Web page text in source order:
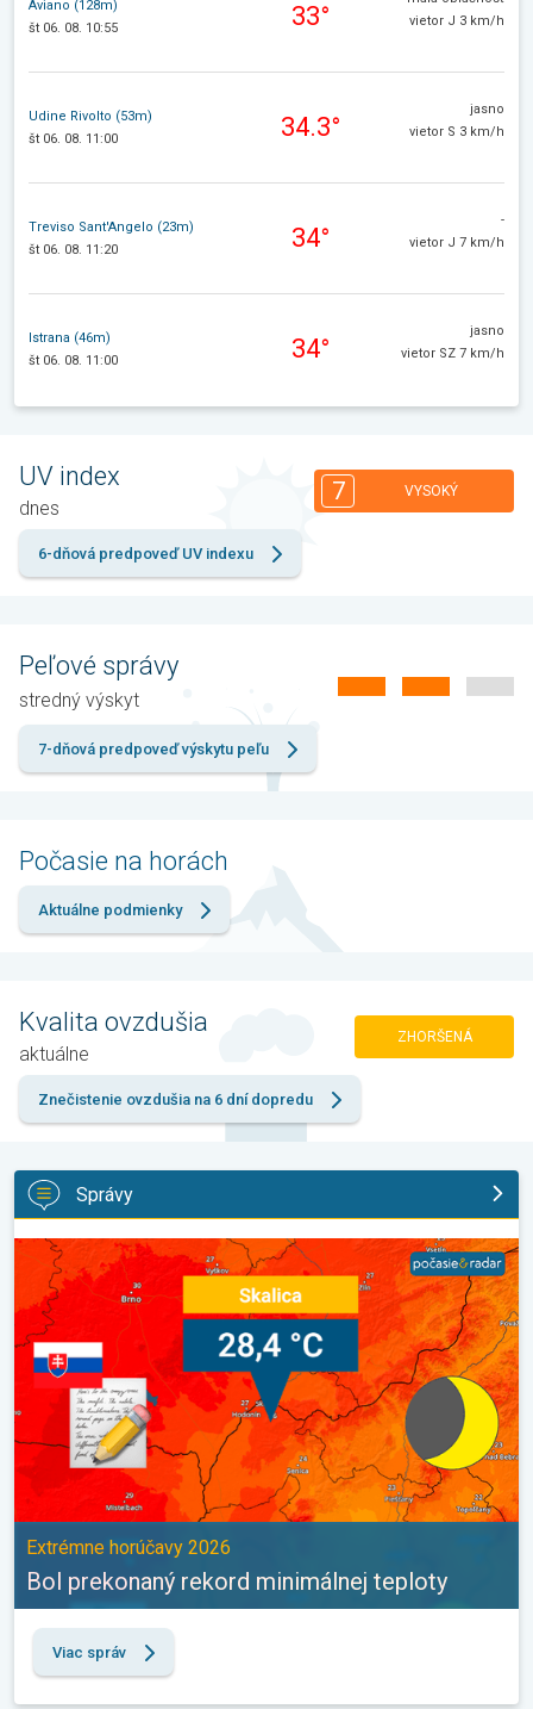
Aviano (128m)
št 06. 08. 10:55
33°
vietor J 3 km/h
Udine Rivolto (53m)
št 06. 08. 11:00
34.3°
jasno
vietor S 3 km/h
Treviso Sant'Angelo (23m)
št 06. 08. 11:20
34°
-
vietor J 7 km/h
Istrana (46m)
št 06. 08. 11:00
34°
jasno
vietor SZ 7 km/h
UV index
dnes
7 VYSOKÝ
6-dňová predpoveď UV indexu
Peľové správy
stredný výskyt
7-dňová predpoveď výskytu peľu
Počasie na horách
Aktuálne podmienky
Kvalita ovzdušia
aktuálne
ZHORŠENÁ
Znečistenie ovzdušia na 6 dní dopredu
Správy
Bol prekonaný rekord minimálnej teploty. Extrémne horúčavy
Extrémne horúčavy 2026
Bol prekonaný rekord minimálnej teploty
Viac správ